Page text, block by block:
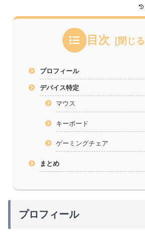
目次
プロフィール
デバイス特定
マウス
キーボード
ゲーミングチェア
まとめ
プロフィール